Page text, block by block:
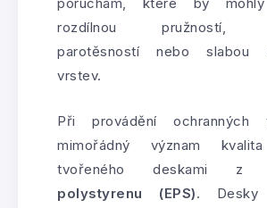
poruchám, které by
rozdílnou pružností,
parotěsností nebo slabou
vrstev.
Při provádění ochranných
mimořádný význam
tvořeného deskami z
polystyrenu (EPS).